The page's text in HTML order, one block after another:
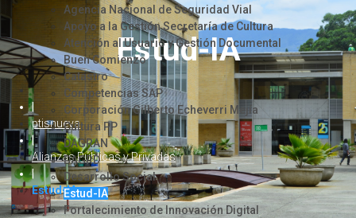
Agencia Nacional de Seguridad Vial
Apoyo a la Gestión Secretaría de Cultura
Atención al Usuario y Gestión Documental
Buen Comienzo
Catastro
Competencias SAP
Corporación Gilberto Echeverri Mejía
Cultura PP
DAGRAN
DAGRD
Desarrollo Social
Estud-IA
Fortalecimiento de Innovación Digital
Estud-IA
|
ptisnueva
|
Alianzas Públicas y Privadas
|
Estud-IA